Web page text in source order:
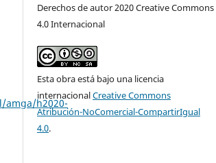
amga/h2020-
Derechos de autor 2020 Creative Commons
4.0 Internacional
Esta obra está bajo una licencia
internacionalCreative Commons
Atribución-NoComercial-CompartirIgual
4.0.